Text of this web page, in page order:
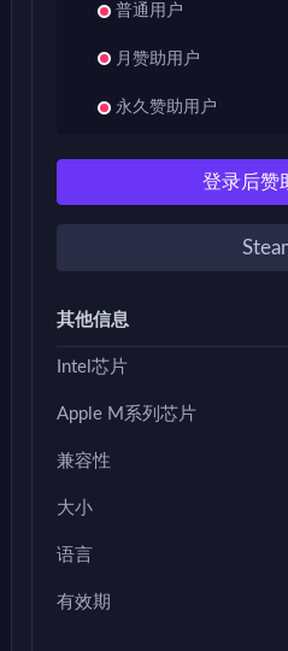
普通用户
月赞助用户
永久赞助用户
登录后赞
其他信息
Intel芯片
Apple M系列芯片
兼容性
大小
语言
有效期